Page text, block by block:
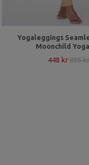
Yogaleggings
Moonchild
448 kr 895 kr